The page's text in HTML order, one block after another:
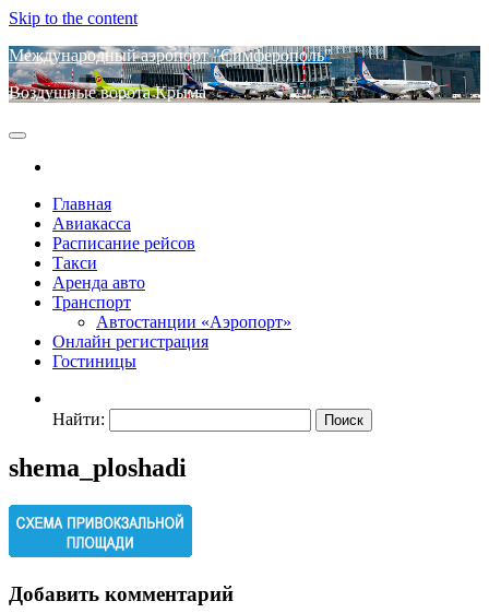
Skip to the content
Международный аэропорт "Симферополь"
Воздушные ворота Крыма
Главная
Авиакасса
Расписание рейсов
Такси
Аренда авто
Транспорт
Автостанции «Аэропорт»
Онлайн регистрация
Гостиницы
Найти:
shema_ploshadi
Добавить комментарий